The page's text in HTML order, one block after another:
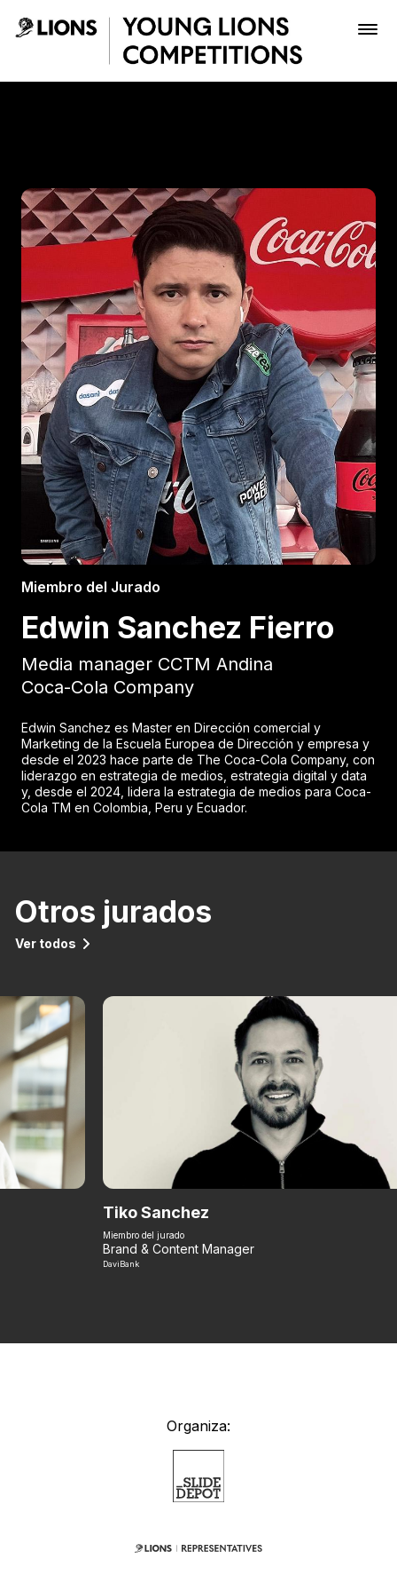
Saltar al contenido principal
Inscribir
Boletería
Miembro del Jurado
Edwin Sanchez Fierro
Media manager CCTM Andina
Coca-Cola Company
Edwin Sanchez es Master en Dirección comercial y
Marketing de la Escuela Europea de Dirección y empresa y
desde el 2023 hace parte de The Coca-Cola Company, con
liderazgo en estrategia de medios, estrategia digital y data
y, desde el 2024, lidera la estrategia de medios para Coca-
Cola TM en Colombia, Peru y Ecuador.
Otros jurados
Ver todos
Tiko Sanchez
Miembro del jurado
Brand & Content Manager
DaviBank
Organiza: